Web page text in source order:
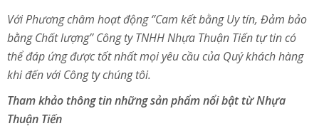
Với Phương châm hoạt động ‘’Cam kết bằng Uy tín, Đảm bảo
bằng Chất lượng’’ Công ty TNHH Nhựa Thuận Tiến tự tin có
thể đáp ứng được tốt nhất mọi yêu cầu của Quý khách hàng
khi đến với Công ty chúng tôi.
Tham khảo thông tin những sản phẩm nổi bật từ Nhựa
Thuận Tiến